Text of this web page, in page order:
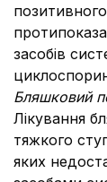
засобів
Бляшковий
Лікування
тяжкого
яких